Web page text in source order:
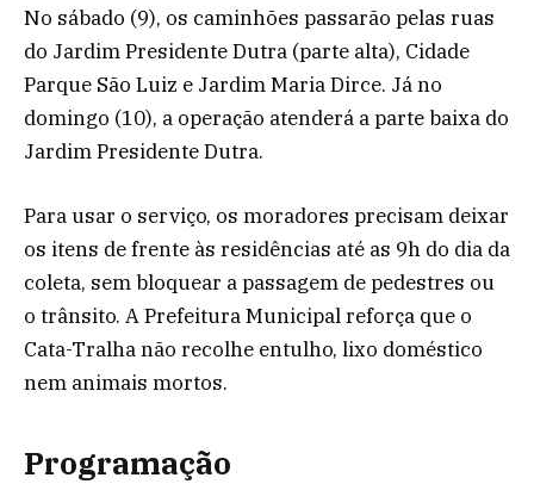
No sábado (9), os caminhões passarão pelas ruas
do Jardim Presidente Dutra (parte alta), Cidade
Parque São Luiz e Jardim Maria Dirce. Já no
domingo (10), a operação atenderá a parte baixa do
Jardim Presidente Dutra.
Para usar o serviço, os moradores precisam deixar
os itens de frente às residências até as 9h do dia da
coleta, sem bloquear a passagem de pedestres ou
o trânsito. A Prefeitura Municipal reforça que o
Cata-Tralha não recolhe entulho, lixo doméstico
nem animais mortos.
Programação